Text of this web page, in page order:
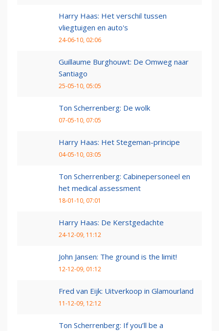
Harry Haas: Het verschil tussen
vliegtuigen en auto's
24-06-10, 02:06
Guillaume Burghouwt: De Omweg naar
Santiago
25-05-10, 05:05
Ton Scherrenberg: De wolk
07-05-10, 07:05
Harry Haas: Het Stegeman-principe
04-05-10, 03:05
Ton Scherrenberg: Cabinepersoneel en
het medical assessment
18-01-10, 07:01
Harry Haas: De Kerstgedachte
24-12-09, 11:12
John Jansen: The ground is the limit!
12-12-09, 01:12
Fred van Eijk: Uitverkoop in Glamourland
11-12-09, 12:12
Ton Scherrenberg: If you’ll be a